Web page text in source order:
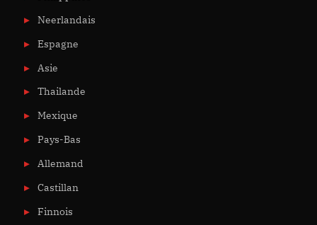
Neerlandais
Espagne
Asie
Thailande
Mexique
Pays-Bas
Allemand
Castillan
Finnois